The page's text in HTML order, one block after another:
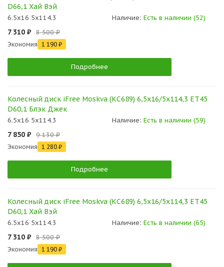
D66,1 Хай Вэй
6.5x16 5x114.3 Наличие: Есть в наличии (52)
7 310 ₽ 8 500 ₽
Экономия 1 190 ₽
Подробнее
Колесный диск iFree Moskva (КС689) 6,5x16/5x114,3 ET45
D60,1 Блэк Джек
6.5x16 5x114.3 Наличие: Есть в наличии (59)
7 850 ₽ 9 130 ₽
Экономия 1 280 ₽
Подробнее
Колесный диск iFree Moskva (КС689) 6,5x16/5x114,3 ET45
D60,1 Хай Вэй
6.5x16 5x114.3 Наличие: Есть в наличии (65)
7 310 ₽ 8 500 ₽
Экономия 1 190 ₽